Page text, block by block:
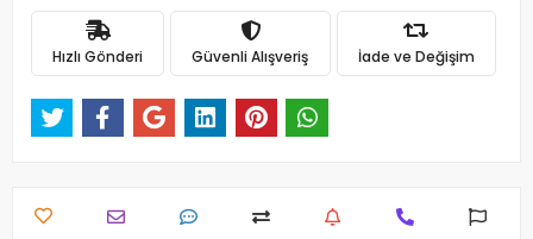
Hızlı Gönderi Güvenli Alışveriş İade ve Değişim